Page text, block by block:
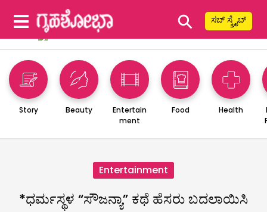
⚲ ಸಬ್ ಸ್ಕ್ರೈಬ್
Story Beauty
Entertain
ment
Food Health
Entertainment
*ಧರ್ಮಸ್ಥಳ “ಸೌಜನ್ಯಾ” ಕಥೆ ಹೆಸರು ಬದಲಾಯಿಸಿ